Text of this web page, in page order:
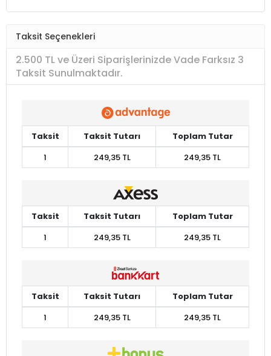
Taksit Seçenekleri
2.500 TL ve Üzeri Siparişlerinizde Vade Farksız 3
Taksit Sunulmaktadır.
Taksit Taksit Tutarı
Toplam Tutar
1
249,35 TL 249,35 TL
Taksit Taksit Tutarı
Toplam Tutar
1
249,35 TL 249,35 TL
Taksit Taksit Tutarı
Toplam Tutar
1
249,35 TL 249,35 TL